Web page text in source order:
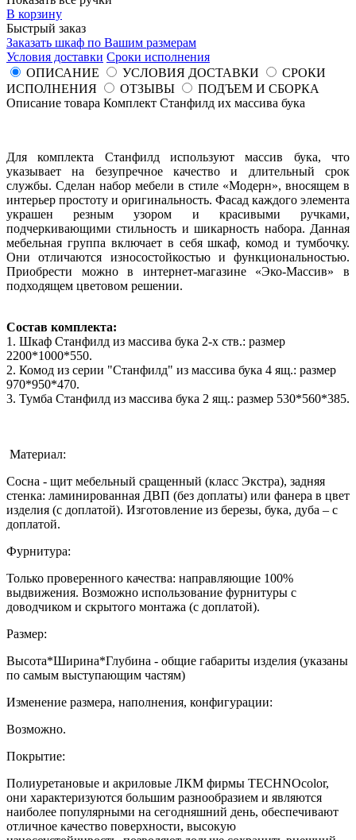
В корзину
Быстрый заказ
Заказать шкаф по Вашим размерам
Условия доставки Сроки исполнения
ОПИСАНИЕ
УСЛОВИЯ ДОСТАВКИ
СРОКИ
ИСПОЛНЕНИЯ
ОТЗЫВЫ
ПОДЪЕМ И СБОРКА
Описание товара Комплект Станфилд их массива бука
Для комплекта Станфилд используют массив бука, что
указывает на безупречное качество и длительный срок
службы. Сделан набор мебели в стиле «Модерн», вносящем в
интерьер простоту и оригинальность. Фасад каждого элемента
украшен резным узором и красивыми ручками,
подчеркивающими стильность и шикарность набора. Данная
мебельная группа включает в себя шкаф, комод и тумбочку.
Они отличаются износостойкостью и функциональностью.
Приобрести можно в интернет-магазине «Эко-Массив» в
подходящем цветовом решении.
Состав комплекта:
1. Шкаф Станфилд из массива бука 2-х ств.: размер
2200*1000*550.
2. Комод из серии "Станфилд" из массива бука 4 ящ.: размер
970*950*470.
3. Тумба Станфилд из массива бука 2 ящ.: размер 530*560*385.
Материал:
Сосна - щит мебельный сращенный (класс Экстра), задняя
стенка: ламинированная ДВП (без доплаты) или фанера в цвет
изделия (с доплатой). Изготовление из березы, бука, дуба – с
доплатой.
Фурнитура:
Только проверенного качества: направляющие 100%
выдвижения. Возможно использование фурнитуры с
доводчиком и скрытого монтажа (с доплатой).
Размер:
Высота*Ширина*Глубина - общие габариты изделия (указаны
по самым выступающим частям)
Изменение размера, наполнения, конфигурации:
Возможно.
Покрытие:
Полиуретановые и акриловые ЛКМ фирмы TECHNOcolor,
они характеризуются большим разнообразием и являются
наиболее популярными на сегодняшний день, обеспечивают
отличное качество поверхности, высокую